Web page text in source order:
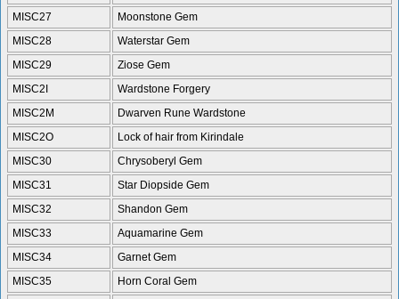
MISC27
Moonstone Gem
MISC28
Waterstar Gem
MISC29
Ziose Gem
MISC2I
Wardstone Forgery
MISC2M
Dwarven Rune Wardstone
MISC2O
Lock of hair from Kirindale
MISC30
Chrysoberyl Gem
MISC31
Star Diopside Gem
MISC32
Shandon Gem
MISC33
Aquamarine Gem
MISC34
Garnet Gem
MISC35
Horn Coral Gem